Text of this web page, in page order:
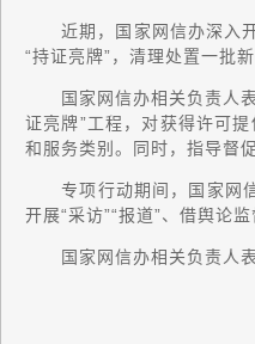
近期，国家网信办深入开
“持证亮牌”，清理处置一批
国家网信办相关负责人表
证亮牌”工程，对获得许可
和服务类别。同时，指导督
专项行动期间，国家网信
开展“采访”“报道”、借舆论
国家网信办相关负责人表